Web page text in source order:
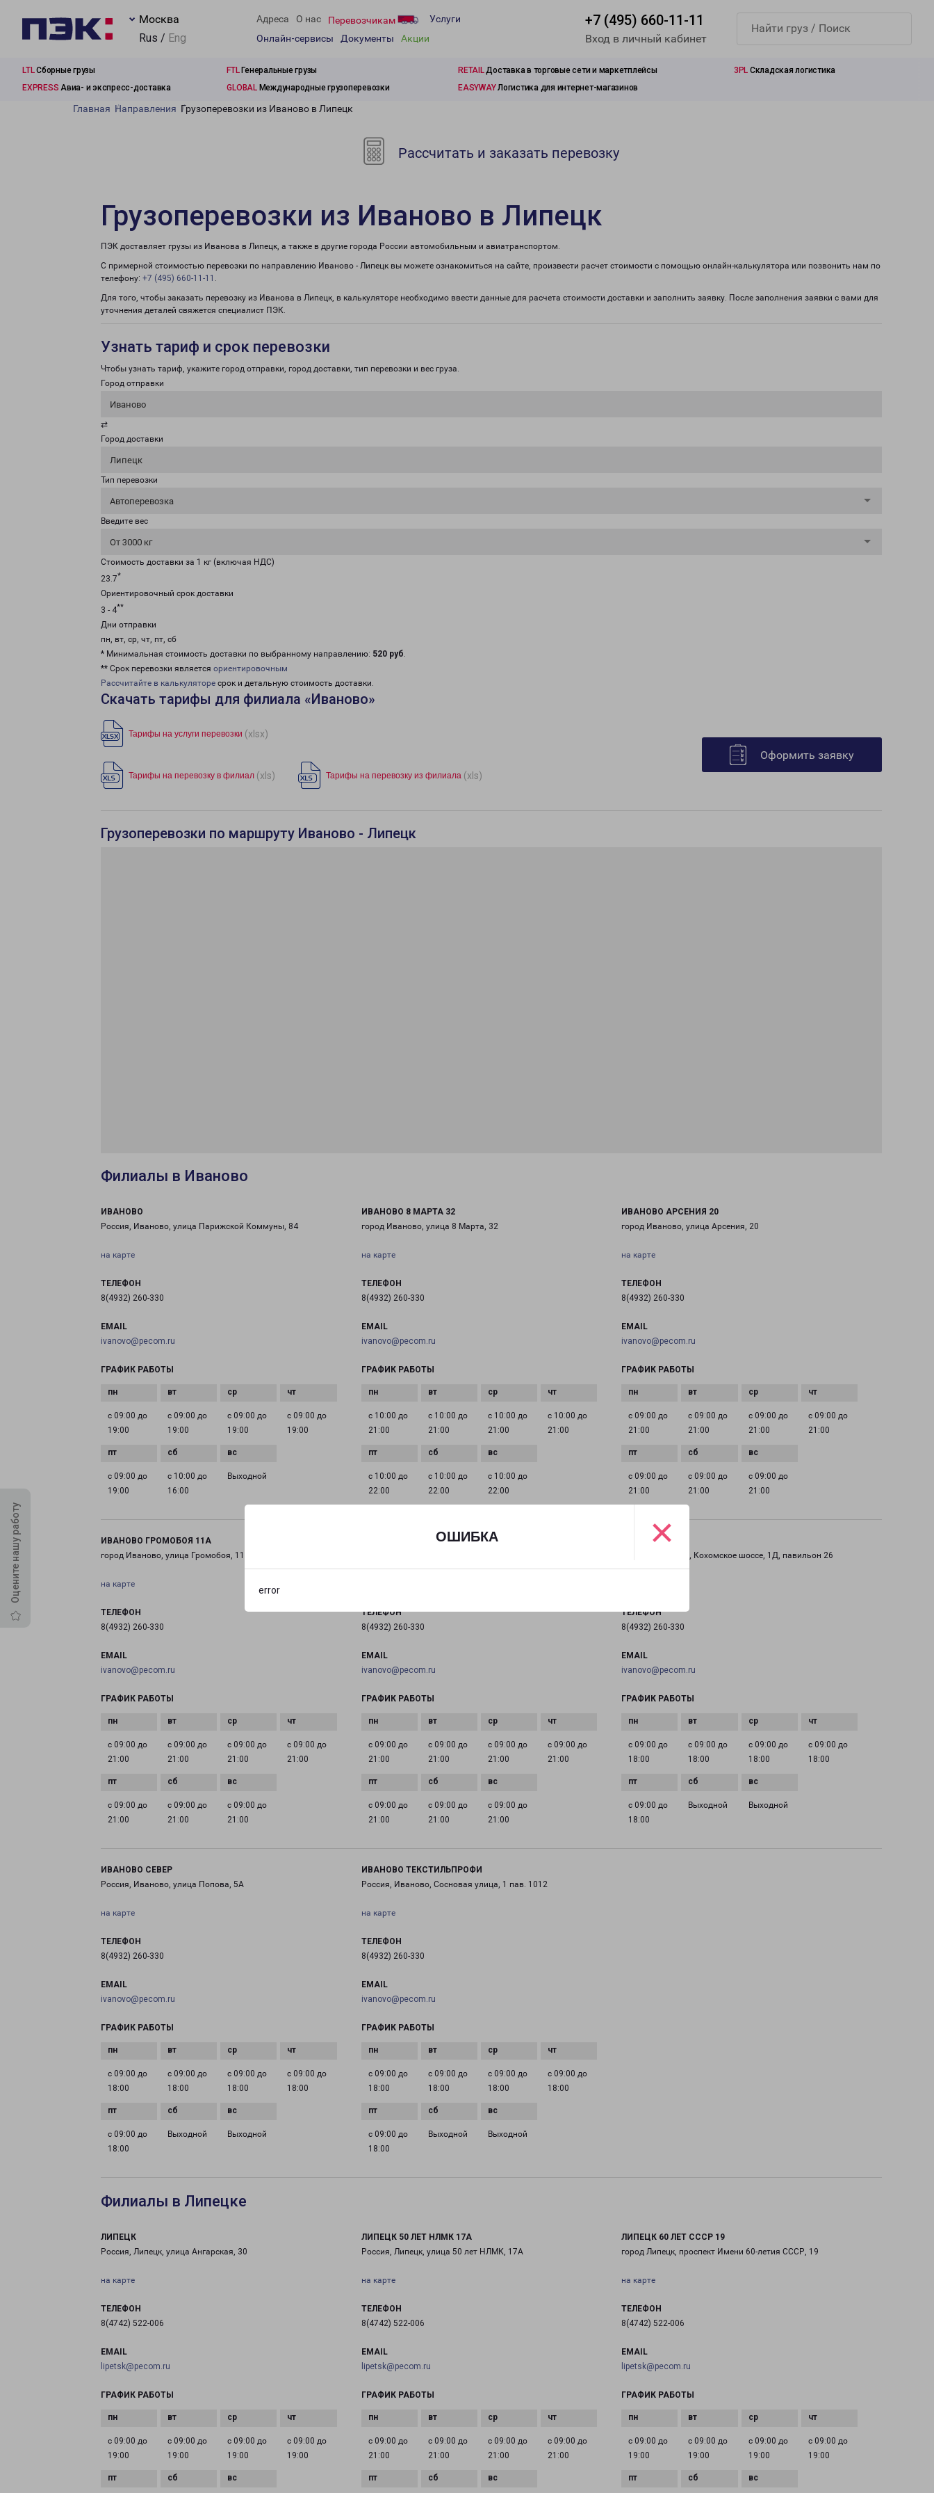
ОШИБКА
error
×
Москва
Rus / Eng
Адреса О нас Перевозчикам
Услуги
Онлайн-сервисы
Документы Акции
+7 (495) 660-11-11
Вход в личный кабинет
LTLСборные грузы FTLГенеральные грузы RETAILДоставка в торговые сети и маркетплейсы 3PL Складская логистика
EXPRESS Авиа- и экспресс-доставка GLOBALМеждународные грузоперевозки EASYWAYЛогистика для интернет-магазинов
Оцените нашу работу
Главная Направления Грузоперевозки из Иваново в Липецк
Рассчитать и заказать перевозку
Грузоперевозки из Иваново в Липецк
ПЭК доставляет грузы из Иванова в Липецк, а также в другие города России автомобильным и авиатранспортом.
С примерной стоимостью перевозки по направлению Иваново - Липецк вы можете ознакомиться на сайте, произвести расчет стоимости с помощью онлайн-калькулятора или позвонить нам по
телефону: +7 (495) 660-11-11 .
Для того, чтобы заказать перевозку из Иванова в Липецк, в калькуляторе необходимо ввести данные для расчета стоимости доставки и заполнить заявку. После заполнения заявки с вами для
уточнения деталей свяжется специалист ПЭК.
Узнать тариф и срок перевозки
Чтобы узнать тариф, укажите город отправки, город доставки, тип перевозки и вес груза.
Город отправки
Иваново
⇄
Город доставки
Липецк
Тип перевозки
Автоперевозка
Введите вес
От 3000 кг
Стоимость доставки за 1 кг (включая НДС)
23.7*
Ориентировочный срок доставки
3 - 4**
Дни отправки
пн, вт, ср, чт, пт, сб
* Минимальная стоимость доставки по выбранному направлению: 520 руб.
** Срок перевозки является ориентировочным
Рассчитайте в калькуляторе срок и детальную стоимость доставки.
Скачать тарифы для филиала «Иваново»
Тарифы на услуги перевозки (xlsx)
Тарифы на перевозку в филиал (xls) Тарифы на перевозку из филиала (xls)
Оформить заявку
Грузоперевозки по маршруту Иваново - Липецк
Филиалы в Иваново
ИВАНОВО
Россия, Иваново, улица Парижской Коммуны, 84
на карте
ТЕЛЕФОН
8(4932) 260-330
EMAIL
ivanovo@pecom.ru
ГРАФИК РАБОТЫ
с 09:00 до
19:00
с 09:00 до
19:00
с 09:00 до
19:00
с 09:00 до
19:00
с 09:00 до
19:00
с 10:00 до
16:00
Выходной
ИВАНОВО 8 МАРТА 32
город Иваново, улица 8 Марта, 32
на карте
ТЕЛЕФОН
8(4932) 260-330
EMAIL
ivanovo@pecom.ru
ГРАФИК РАБОТЫ
с 10:00 до
21:00
с 10:00 до
21:00
с 10:00 до
21:00
с 10:00 до
21:00
с 10:00 до
22:00
с 10:00 до
22:00
с 10:00 до
22:00
ИВАНОВО АРСЕНИЯ 20
город Иваново, улица Арсения, 20
на карте
ТЕЛЕФОН
8(4932) 260-330
EMAIL
ivanovo@pecom.ru
ГРАФИК РАБОТЫ
с 09:00 до
21:00
с 09:00 до
21:00
с 09:00 до
21:00
с 09:00 до
21:00
с 09:00 до
21:00
с 09:00 до
21:00
с 09:00 до
21:00
ИВАНОВО ГРОМОБОЯ 11А
город Иваново, улица Громобоя, 11А
на карте
ТЕЛЕФОН
8(4932) 260-330
EMAIL
ivanovo@pecom.ru
ГРАФИК РАБОТЫ
с 09:00 до
21:00
с 09:00 до
21:00
с 09:00 до
21:00
с 09:00 до
21:00
с 09:00 до
21:00
с 09:00 до
21:00
с 09:00 до
21:00
ИВАНОВО КУКОНКОВЫХ 141
ТЕЛЕФОН
8(4932) 260-330
EMAIL
ivanovo@pecom.ru
ГРАФИК РАБОТЫ
с 09:00 до
21:00
с 09:00 до
21:00
с 09:00 до
21:00
с 09:00 до
21:00
с 09:00 до
21:00
с 09:00 до
21:00
с 09:00 до
21:00
ИВАНОВО РИО
Россия, Иваново, Кохомское шоссе, 1Д, павильон 26
ТЕЛЕФОН
8(4932) 260-330
EMAIL
ivanovo@pecom.ru
ГРАФИК РАБОТЫ
с 09:00 до
18:00
с 09:00 до
18:00
с 09:00 до
18:00
с 09:00 до
18:00
с 09:00 до
18:00
Выходной Выходной
ИВАНОВО СЕВЕР
Россия, Иваново, улица Попова, 5А
на карте
ТЕЛЕФОН
8(4932) 260-330
EMAIL
ivanovo@pecom.ru
ГРАФИК РАБОТЫ
с 09:00 до
18:00
с 09:00 до
18:00
с 09:00 до
18:00
с 09:00 до
18:00
с 09:00 до
18:00
Выходной Выходной
ИВАНОВО ТЕКСТИЛЬПРОФИ
Россия, Иваново, Сосновая улица, 1 пав. 1012
на карте
ТЕЛЕФОН
8(4932) 260-330
EMAIL
ivanovo@pecom.ru
ГРАФИК РАБОТЫ
с 09:00 до
18:00
с 09:00 до
18:00
с 09:00 до
18:00
с 09:00 до
18:00
с 09:00 до
18:00
Выходной Выходной
Филиалы в Липецке
ЛИПЕЦК
Россия, Липецк, улица Ангарская, 30
на карте
ТЕЛЕФОН
8(4742) 522-006
EMAIL
lipetsk@pecom.ru
ГРАФИК РАБОТЫ
с 09:00 до
19:00
с 09:00 до
19:00
с 09:00 до
19:00
с 09:00 до
19:00
ЛИПЕЦК 50 ЛЕТ НЛМК 17А
Россия, Липецк, улица 50 лет НЛМК, 17А
на карте
ТЕЛЕФОН
8(4742) 522-006
EMAIL
lipetsk@pecom.ru
ГРАФИК РАБОТЫ
с 09:00 до
21:00
с 09:00 до
21:00
с 09:00 до
21:00
с 09:00 до
21:00
ЛИПЕЦК 60 ЛЕТ СССР 19
город Липецк, проспект Имени 60-летия СССР, 19
на карте
ТЕЛЕФОН
8(4742) 522-006
EMAIL
lipetsk@pecom.ru
ГРАФИК РАБОТЫ
с 09:00 до
19:00
с 09:00 до
19:00
с 09:00 до
19:00
с 09:00 до
19:00